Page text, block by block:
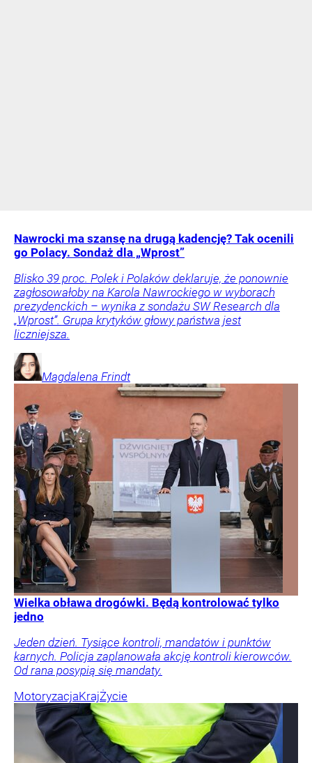
Nawrocki ma szansę na drugą kadencję? Tak ocenili
go Polacy. Sondaż dla „Wprost”
Blisko 39 proc. Polek i Polaków deklaruje, że ponownie
zagłosowałoby na Karola Nawrockiego w wyborach
prezydenckich – wynika z sondażu SW Research dla
„Wprost”. Grupa krytyków głowy państwa jest
liczniejsza.
Magdalena Frindt
Wielka obława drogówki. Będą kontrolować tylko
jedno
Jeden dzień. Tysiące kontroli, mandatów i punktów
karnych. Policja zaplanowała akcję kontroli kierowców.
Od rana posypią się mandaty.
MotoryzacjaKrajŻycie